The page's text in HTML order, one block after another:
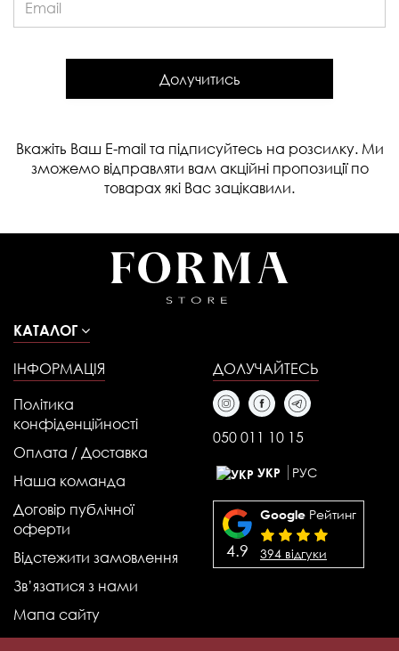
Долучитись
Вкажіть Ваш E-mail та підписуйтесь на розсилку. Ми
зможемо відправляти вам акційні пропозиції по
товарах які Вас зацікавили.
КАТАЛОГ
ІНФОРМАЦІЯ
Політика
конфіденційності
Оплата / Доставка
Наша команда
Договір публічної
оферти
Відстежити замовлення
Зв’язатися з нами
Мапа сайту
ДОЛУЧАЙТЕСЬ
050 011 10 15
УКР РУС
4.9
Google Рейтинг
394 відгуки